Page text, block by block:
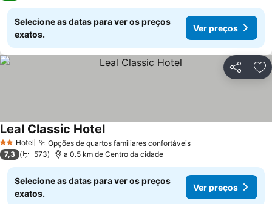
Selecione as datas para ver os preços
exatos.
Ver preços
Partilhar
2 Estrelas
Hotel Opções de quartos familiares confortáveis
Leal Classic Hotel
7,3 573 a 0.5 km de Centro da cidade
Selecione as datas para ver os preços
exatos.
Ver preços